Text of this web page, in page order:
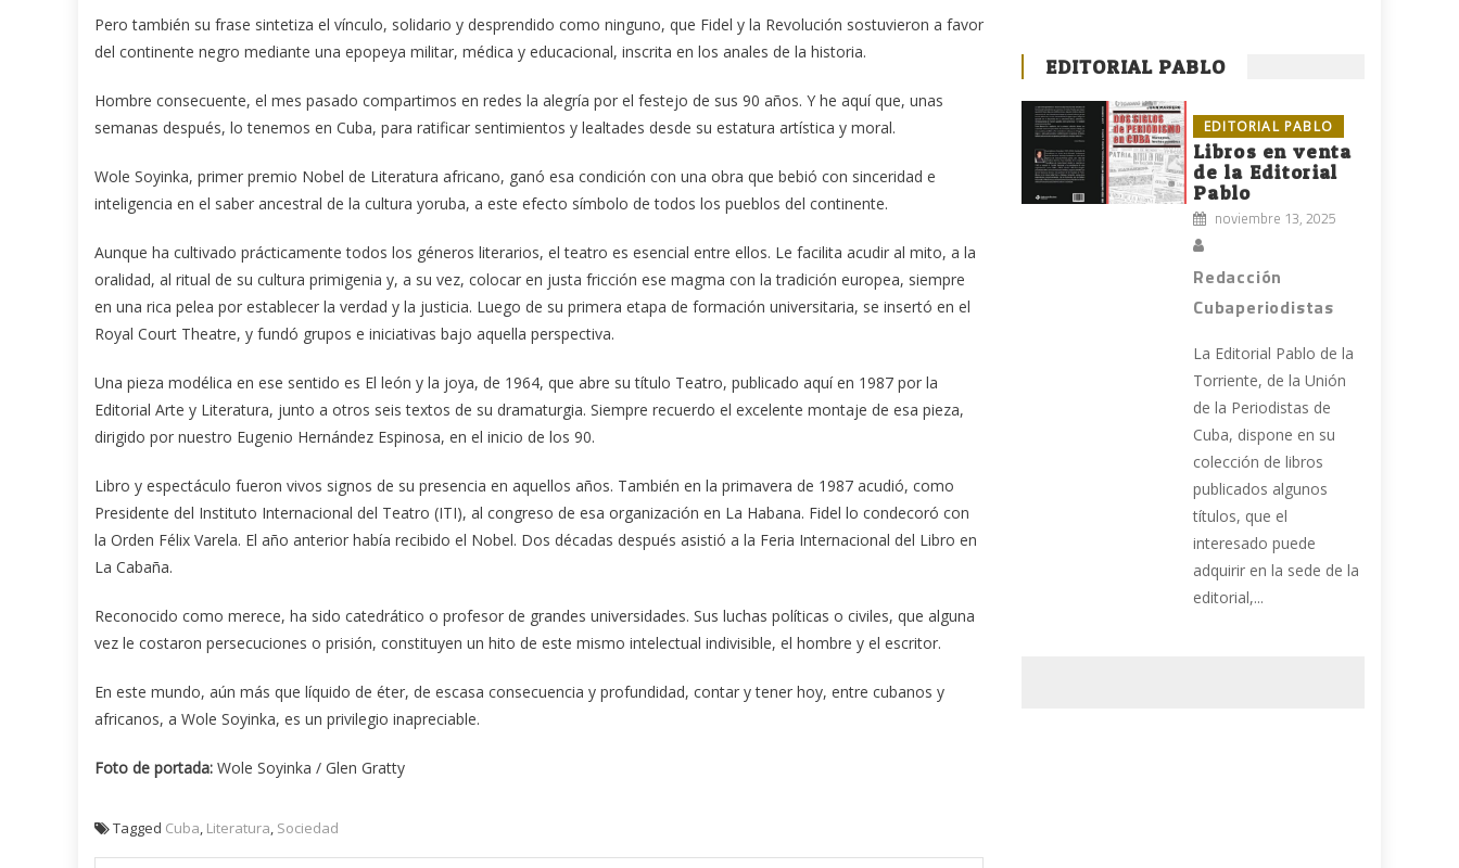
Pero también su frase sintetiza el vínculo, solidario y desprendido como ninguno, que Fidel y la Revolución sostuvieron a favor
del continente negro mediante una epopeya militar, médica y educacional, inscrita en los anales de la historia.
Hombre consecuente, el mes pasado compartimos en redes la alegría por el festejo de sus 90 años. Y he aquí que, unas
semanas después, lo tenemos en Cuba, para ratificar sentimientos y lealtades desde su estatura artística y moral.
Wole Soyinka, primer premio Nobel de Literatura africano, ganó esa condición con una obra que bebió con sinceridad e
inteligencia en el saber ancestral de la cultura yoruba, a este efecto símbolo de todos los pueblos del continente.
Aunque ha cultivado prácticamente todos los géneros literarios, el teatro es esencial entre ellos. Le facilita acudir al mito, a la
oralidad, al ritual de su cultura primigenia y, a su vez, colocar en justa fricción ese magma con la tradición europea, siempre
en una rica pelea por establecer la verdad y la justicia. Luego de su primera etapa de formación universitaria, se insertó en el
Royal Court Theatre, y fundó grupos e iniciativas bajo aquella perspectiva.
Una pieza modélica en ese sentido es El león y la joya, de 1964, que abre su título Teatro, publicado aquí en 1987 por la
Editorial Arte y Literatura, junto a otros seis textos de su dramaturgia. Siempre recuerdo el excelente montaje de esa pieza,
dirigido por nuestro Eugenio Hernández Espinosa, en el inicio de los 90.
Libro y espectáculo fueron vivos signos de su presencia en aquellos años. También en la primavera de 1987 acudió, como
Presidente del Instituto Internacional del Teatro (ITI), al congreso de esa organización en La Habana. Fidel lo condecoró con
la Orden Félix Varela. El año anterior había recibido el Nobel. Dos décadas después asistió a la Feria Internacional del Libro en
La Cabaña.
Reconocido como merece, ha sido catedrático o profesor de grandes universidades. Sus luchas políticas o civiles, que alguna
vez le costaron persecuciones o prisión, constituyen un hito de este mismo intelectual indivisible, el hombre y el escritor.
En este mundo, aún más que líquido de éter, de escasa consecuencia y profundidad, contar y tener hoy, entre cubanos y
africanos, a Wole Soyinka, es un privilegio inapreciable.
Foto de portada: Wole Soyinka / Glen Gratty
Tagged Cuba, Literatura, Sociedad
EDITORIAL PABLO
EDITORIAL PABLO
Libros en venta
de la Editorial
Pablo
noviembre 13, 2025
Redacción
Cubaperiodistas
La Editorial Pablo de la
Torriente, de la Unión
de la Periodistas de
Cuba, dispone en su
colección de libros
publicados algunos
títulos, que el
interesado puede
adquirir en la sede de la
editorial,...